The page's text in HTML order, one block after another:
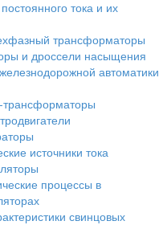
тока и их
трансформаторы
и дроссели насыщения
автоматики
трансформаторы
источники тока
процессы в
свинцовых